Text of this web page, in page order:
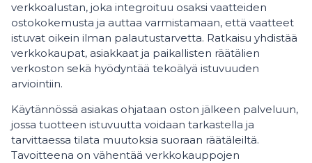
verkkoalustan, joka integroituu osaksi vaatteiden
ostokokemusta ja auttaa varmistamaan, että vaatteet
istuvat oikein ilman palautustarvetta. Ratkaisu yhdistää
verkkokaupat, asiakkaat ja paikallisten räätälien
verkoston sekä hyödyntää tekoälyä istuvuuden
arviointiin.
Käytännössä asiakas ohjataan oston jälkeen palveluun,
jossa tuotteen istuvuutta voidaan tarkastella ja
tarvittaessa tilata muutoksia suoraan räätäleiltä.
Tavoitteena on vähentää verkkokauppojen